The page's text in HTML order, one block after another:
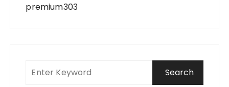
premium303